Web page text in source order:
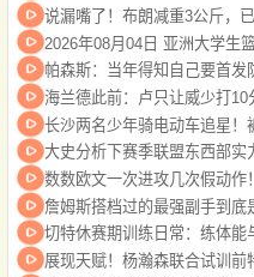
说漏嘴了！布朗减重3公斤，
海兰德此前：卢只让威少打
长沙两名少年骑电动车追星！
大史分析下赛季联盟东西部实
数数欧文一次进攻几次假动作
詹姆斯搭档过的最强副手到底
切特休赛期训练日常：练体能
展现天赋！杨瀚森联合试训前